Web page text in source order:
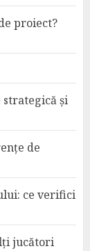
proiect?
și
de
ce verifici
jucători